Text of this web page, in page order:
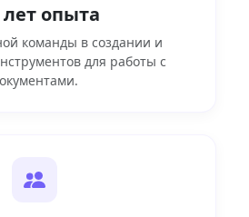
лет опыта
команды в создании и
для работы с